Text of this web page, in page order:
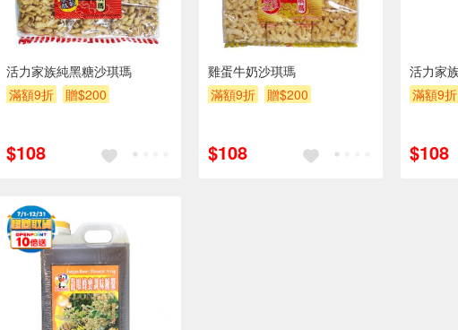
活力家族純黑糖沙琪瑪
滿額9折
贈$200
$108
雞蛋牛奶沙琪瑪
滿額9折
贈$200
$108
活力家
滿額9折
$108